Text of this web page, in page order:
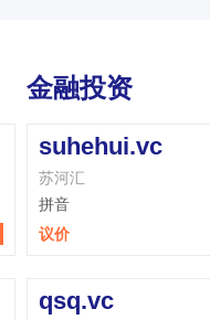
金融投资
suhehui.vc
苏河汇
拼音
议价
qsq.vc